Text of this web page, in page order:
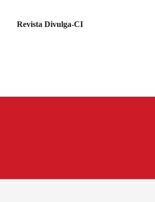
Revista Divulga-CI